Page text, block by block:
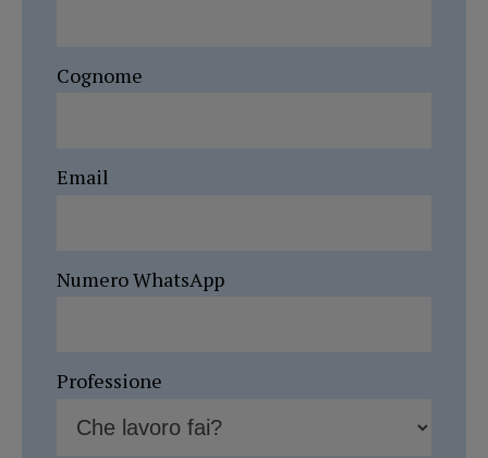
Cognome
Email
Numero WhatsApp
Professione